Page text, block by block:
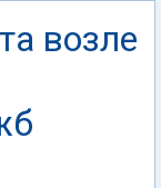
возле